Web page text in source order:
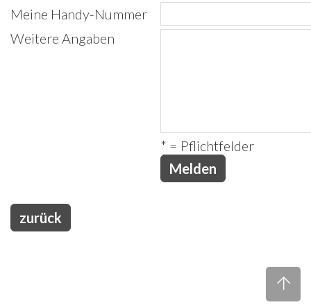
Meine Handy-Nummer
Weitere Angaben
* = Pflichtfelder
zurück